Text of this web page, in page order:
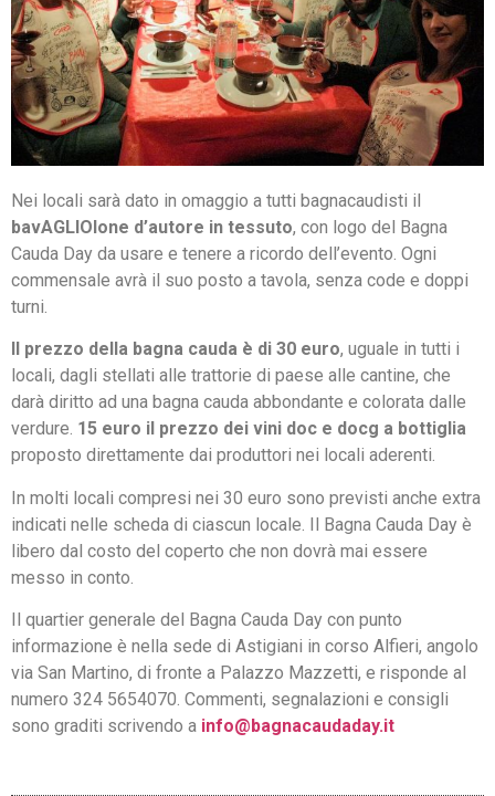
Nei locali sarà dato in omaggio a tutti bagnacaudisti il
bavAGLIOlone d’autore in tessuto, con logo del Bagna
Cauda Day da usare e tenere a ricordo dell’evento. Ogni
commensale avrà il suo posto a tavola, senza code e doppi
turni.
Il prezzo della bagna cauda è di 30 euro, uguale in tutti i
locali, dagli stellati alle trattorie di paese alle cantine, che
darà diritto ad una bagna cauda abbondante e colorata dalle
verdure. 15 euro il prezzo dei vini doc e docg a bottiglia
proposto direttamente dai produttori nei locali aderenti.
In molti locali compresi nei 30 euro sono previsti anche extra
indicati nelle scheda di ciascun locale. Il Bagna Cauda Day è
libero dal costo del coperto che non dovrà mai essere
messo in conto.
Il quartier generale del Bagna Cauda Day con punto
informazione è nella sede di Astigiani in corso Alfieri, angolo
via San Martino, di fronte a Palazzo Mazzetti, e risponde al
numero 324 5654070. Commenti, segnalazioni e consigli
sono graditi scrivendo a info@bagnacaudaday.it